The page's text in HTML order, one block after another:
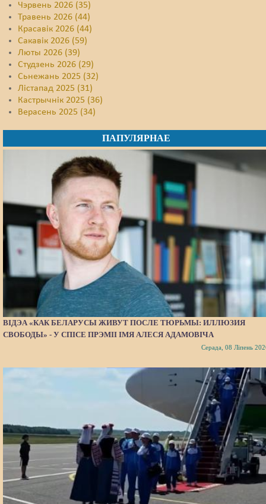
Чэрвень 2026 (35)
Травень 2026 (44)
Красавік 2026 (44)
Сакавік 2026 (59)
Люты 2026 (39)
Студзень 2026 (29)
Сьнежань 2025 (32)
Лістапад 2025 (31)
Кастрычнік 2025 (36)
Верасень 2025 (34)
ПАПУЛЯРНАЕ
ВІДЭА «КАК БЕЛАРУСЫ ЖИВУТ ПОСЛЕ ТЮРЬМЫ: ИЛЛЮЗИЯ
СВОБОДЫ» - У СПІСЕ ПРЭМІІ ІМЯ АЛЕСЯ АДАМОВІЧА
Серада, 08 Ліпень